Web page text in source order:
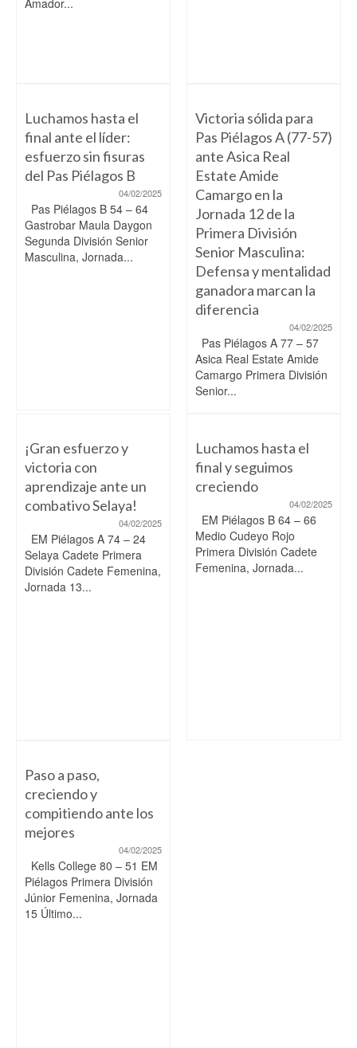
Amador...
Luchamos hasta el
final ante el líder:
esfuerzo sin fisuras
del Pas Piélagos B
04/02/2025
Pas Piélagos B 54 – 64
Gastrobar Maula Daygon
Segunda División Senior
Masculina, Jornada...
Victoria sólida para
Pas Piélagos A (77-57)
ante Asica Real
Estate Amide
Camargo en la
Jornada 12 de la
Primera División
Senior Masculina:
Defensa y mentalidad
ganadora marcan la
diferencia
04/02/2025
Pas Piélagos A 77 – 57
Asica Real Estate Amide
Camargo Primera División
Senior...
¡Gran esfuerzo y
victoria con
aprendizaje ante un
combativo Selaya!
04/02/2025
EM Piélagos A 74 – 24
Selaya Cadete Primera
División Cadete Femenina,
Jornada 13...
Luchamos hasta el
final y seguimos
creciendo
04/02/2025
EM Piélagos B 64 – 66
Medio Cudeyo Rojo
Primera División Cadete
Femenina, Jornada...
Paso a paso,
creciendo y
compitiendo ante los
mejores
04/02/2025
Kells College 80 – 51 EM
Piélagos Primera División
Júnior Femenina, Jornada
15 Último...